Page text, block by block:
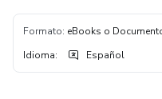
Formato: eBooks o
Idioma: Español